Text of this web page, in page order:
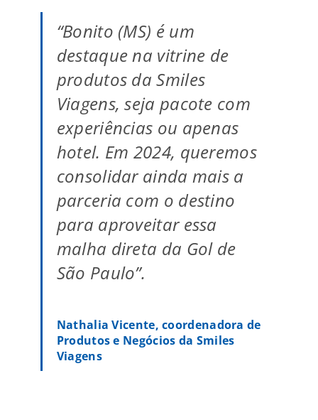
“Bonito (MS) é um
destaque na vitrine de
produtos da Smiles
Viagens, seja pacote com
experiências ou apenas
hotel. Em 2024, queremos
consolidar ainda mais a
parceria com o destino
para aproveitar essa
malha direta da Gol de
São Paulo”.
Nathalia Vicente, coordenadora de
Produtos e Negócios da Smiles
Viagens